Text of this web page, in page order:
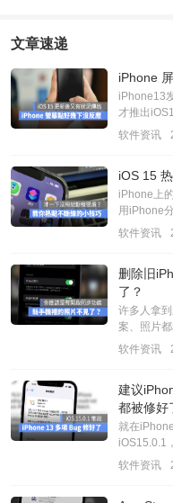
文章速递
iPhone
iPhone13
才推出
软件资讯
iOS 15
iPhone上
用iPhone
软件资讯
删除旧
了？
许多人拿
案、照片
软件资讯
建议
都被修好
就在
iOS15.0.1
软件资讯